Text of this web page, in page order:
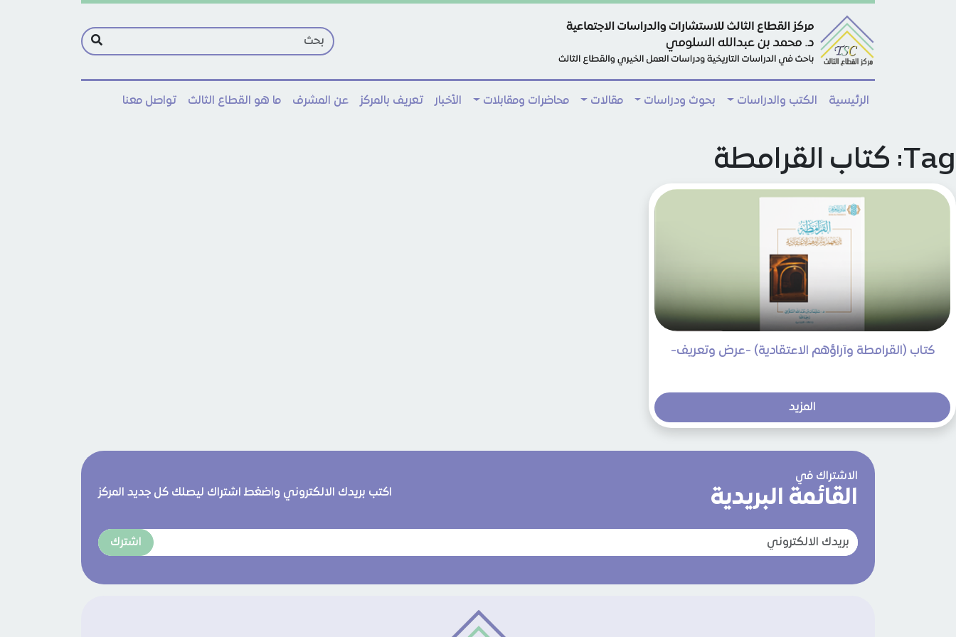
Skip to main content
الرئيسية الكتب والدراسات بحوث ودراسات مقالات محاضرات ومقابلات الأخبار تعريف بالمركز عن المشرف ما هو القطاع الثالث تواصل معنا
Tag: كتاب القرامطة
كتاب (القرامطة وآراؤهم الاعتقادية) -عرض وتعريف-
المزيد
الاشتراك في
القائمة البريدية اكتب بريدك الالكتروني واضغط اشتراك ليصلك كل جديد المركز
اشترك